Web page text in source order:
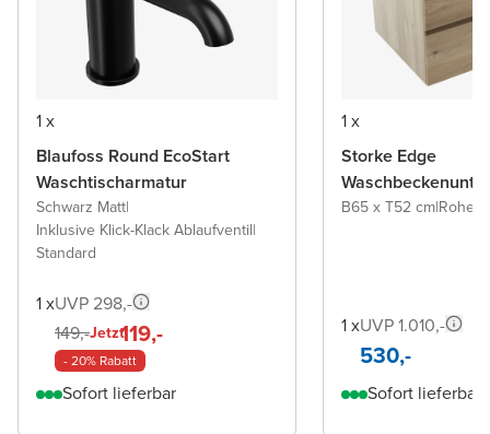
1 x
Blaufoss Round EcoStart
Waschtischarmatur
Schwarz Matt|
Inklusive Klick-Klack Ablaufventil|
Standard
1 xUVP 298,-
149,-Jetzt119,-
- 20% Rabatt
Sofort lieferbar
1 x
Storke Edge
B65 x T52 cm|Rohe
1 xUVP 1.010,-
530,-
Sofort lieferbar